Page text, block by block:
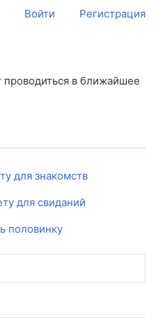
Войти Регистрация
проводиться в ближайшее
для знакомств
для свиданий
половинку